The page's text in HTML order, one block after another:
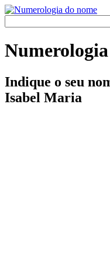
Indique o seu
Isabel Maria